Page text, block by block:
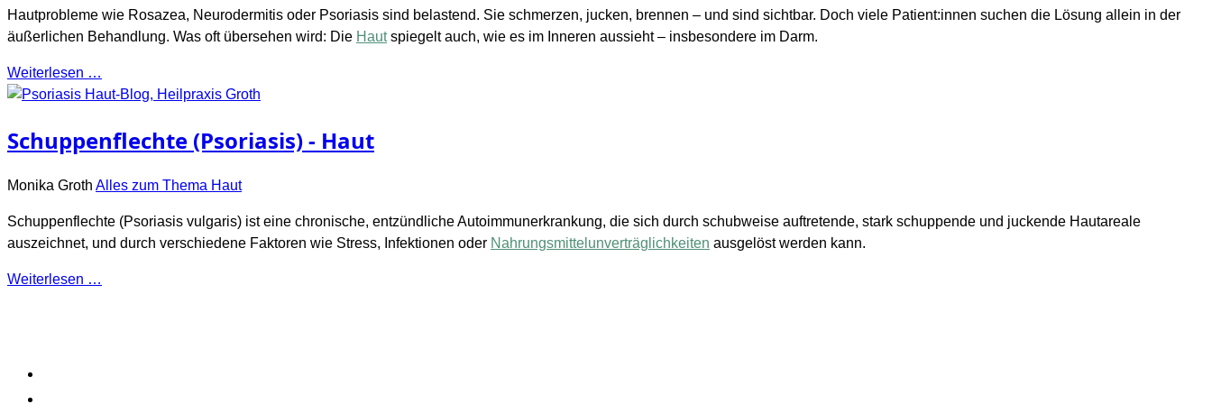
Hautprobleme wie Rosazea, Neurodermitis oder Psoriasis sind belastend. Sie schmerzen, jucken, brennen – und sind sichtbar. Doch viele Patient:innen suchen die Lösung allein in der
äußerlichen Behandlung. Was oft übersehen wird: Die Hautspiegelt auch, wie es im Inneren aussieht – insbesondere im Darm.
Weiterlesen …
Schuppenflechte (Psoriasis) - Haut
Monika Groth Alles zum Thema Haut
Schuppenflechte (Psoriasis vulgaris) ist eine chronische, entzündliche Autoimmunerkrankung, die sich durch schubweise auftretende, stark schuppende und juckende Hautareale
auszeichnet, und durch verschiedene Faktoren wie Stress, Infektionen oder Nahrungsmittelunverträglichkeiten ausgelöst werden kann.
Weiterlesen …